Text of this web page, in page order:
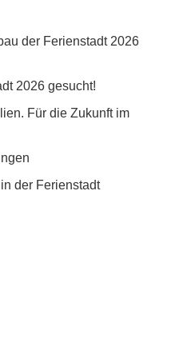
der Ferienstadt 2026
2026 gesucht!
Für die Zukunft im
der Ferienstadt